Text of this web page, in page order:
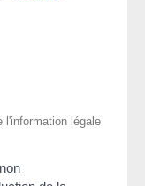
l'information légale